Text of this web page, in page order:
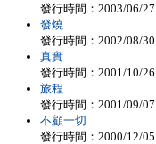
發行時間：2003/06/27
發燒
發行時間：2002/08/30
真實
發行時間：2001/10/26
旅程
發行時間：2001/09/07
不顧一切
發行時間：2000/12/05